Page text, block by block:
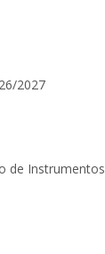
2027
de Instrumentos